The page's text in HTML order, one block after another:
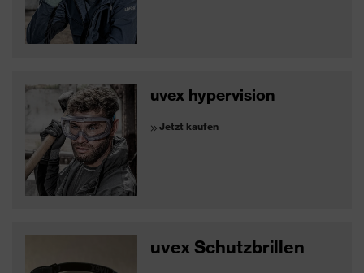
uvex hypervision
Jetzt kaufen
uvex Schutzbrillen